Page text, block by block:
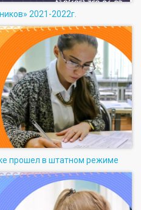
2021-2022г.
прошел в штатном режиме